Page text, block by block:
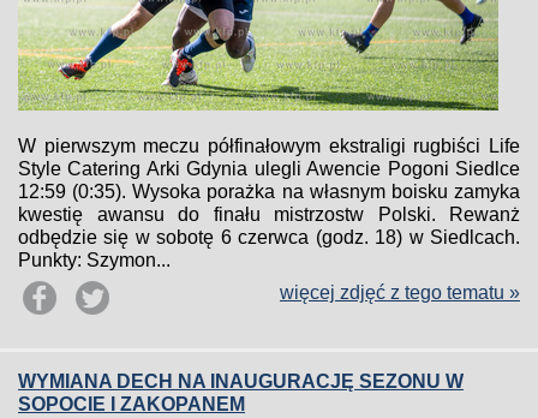
W pierwszym meczu półfinałowym ekstraligi rugbiści Life
Style Catering Arki Gdynia ulegli Awencie Pogoni Siedlce
12:59 (0:35). Wysoka porażka na własnym boisku zamyka
kwestię awansu do finału mistrzostw Polski. Rewanż
odbędzie się w sobotę 6 czerwca (godz. 18) w Siedlcach.
Punkty: Szymon...
więcej zdjęć z tego tematu »
WYMIANA DECH NA INAUGURACJĘ SEZONU W
SOPOCIE I ZAKOPANEM